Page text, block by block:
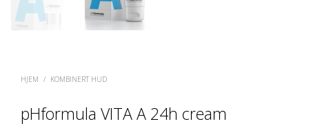
HJEM / KOMBINERT HUD
pHformula VITA A 24h cream